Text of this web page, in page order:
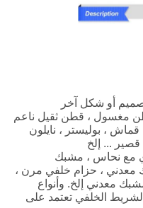
أو شكل آخر
مغسول ، قطن ثقيل ناعم
، بوليستر ، نايلون
قصير ... إلخ
مع نحاس ، مشبك
معدني ، حزام خلفي مرن ،
معدني إلخ. وأنواع
الخلفي تعتمد على